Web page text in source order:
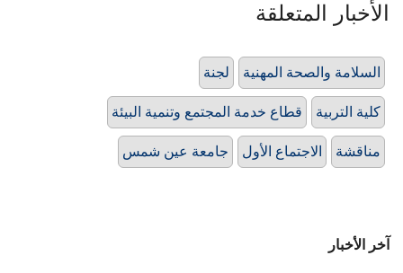
الأخبار المتعلقة
لجنة السلامة والصحة المهنية
قطاع خدمة المجتمع وتنمية البيئة كلية التربية
جامعة عين شمس الاجتماع الأول مناقشة
آخر الأخبار